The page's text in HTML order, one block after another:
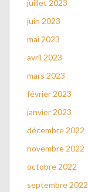
juillet 2023
juin 2023
mai 2023
avril 2023
mars 2023
février 2023
janvier 2023
décembre 2022
novembre 2022
octobre 2022
septembre 2022